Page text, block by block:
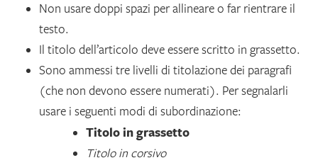
Non usare doppi spazi per allineare o far rientrare il
testo.
Il titolo dell’articolo deve essere scritto in grassetto.
Sono ammessi tre livelli di titolazione dei paragrafi
(che non devono essere numerati). Per segnalarli
usare i seguenti modi di subordinazione:
Titolo in grassetto
Titolo in corsivo